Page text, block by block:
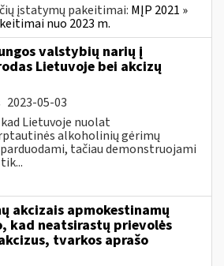
įstatymų pakeitimai: MĮP 2021 »
nuo 2023 m.
valstybių narių į
Lietuvoje bei akcizų
2023-05-03
Lietuvoje nuolat
alkoholinių gėrimų
tačiau demonstruojami
akcizais apmokestinamų
kad neatsirastų prievolės
tvarkos aprašo